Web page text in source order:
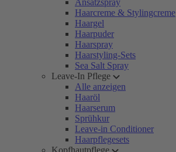
Ansatzspray
Haarcreme & Stylingcreme
Haargel
Haarpuder
Haarspray
Haarstyling-Sets
Sea Salt Spray
Leave-In Pflege
Alle anzeigen
Haaröl
Haarserum
Sprühkur
Leave-in Conditioner
Haarpflegesets
Kopfhautpflege